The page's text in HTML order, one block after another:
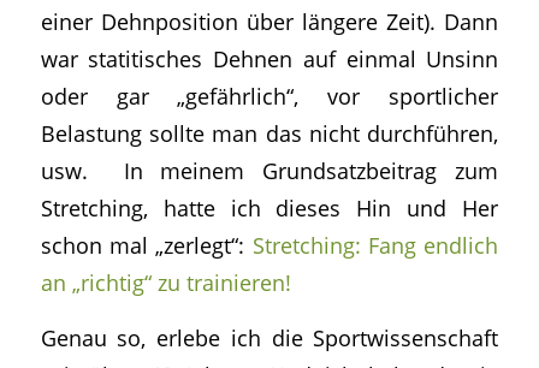
einer Dehnposition über längere Zeit). Dann
war statitisches Dehnen auf einmal Unsinn
oder gar „gefährlich“, vor sportlicher
Belastung sollte man das nicht durchführen,
usw. In meinem Grundsatzbeitrag zum
Stretching, hatte ich dieses Hin und Her
schon mal „zerlegt“: Stretching: Fang endlich
an „richtig“ zu trainieren!
Genau so, erlebe ich die Sportwissenschaft